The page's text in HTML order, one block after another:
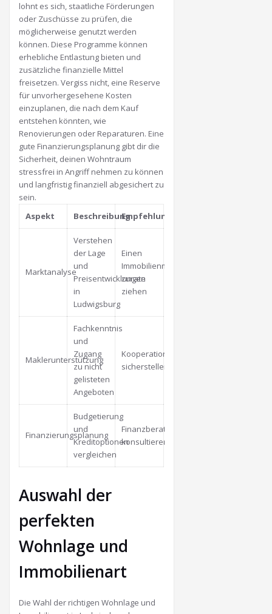
lohnt es sich, staatliche Förderungen
oder Zuschüsse zu prüfen, die
möglicherweise genutzt werden
können. Diese Programme können
erhebliche Entlastung bieten und
zusätzliche finanzielle Mittel
freisetzen. Vergiss nicht, eine Reserve
für unvorhergesehene Kosten
einzuplanen, die nach dem Kauf
entstehen könnten, wie
Renovierungen oder Reparaturen. Eine
gute Finanzierungsplanung gibt dir die
Sicherheit, deinen Wohntraum
stressfrei in Angriff nehmen zu können
und langfristig finanziell abgesichert zu
sein.
Aspekt
BeschreibungEmpfehlung
Marktanalyse
Verstehen
der Lage
und
Preisentwicklungen
in
Ludwigsburg
Einen
Immobilienmakler
zurate
ziehen
Maklerunterstützung
Fachkenntnis
und
Zugang
zu nicht
gelisteten
Angeboten
Kooperationsbereitschaft
sicherstellen
Finanzierungsplanung
Budgetierung
und
Kreditoptionen
vergleichen
Finanzberater
konsultieren
Auswahl der
perfekten
Wohnlage und
Immobilienart
Die Wahl der richtigen Wohnlage und